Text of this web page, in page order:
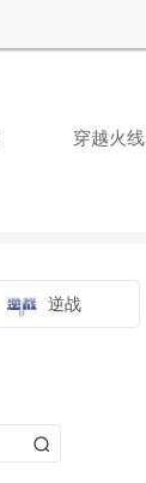
穿越火线
逆战